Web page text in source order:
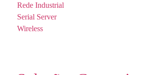
Rede Industrial
Serial Server
Wireless